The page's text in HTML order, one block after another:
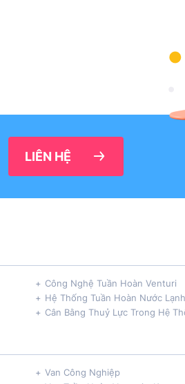
LIÊN HỆ
Công Nghệ Tuần Hoàn Venturi
Hệ Thống Tuần Hoàn Nước
Cân Bằng Thuỷ Lực Trong Hệ
Van Công Nghiệp